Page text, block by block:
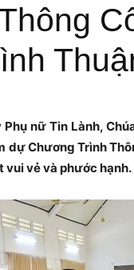
nữ Tin Lành,
dự Chương Trình
vui vẻ và phước hạnh.